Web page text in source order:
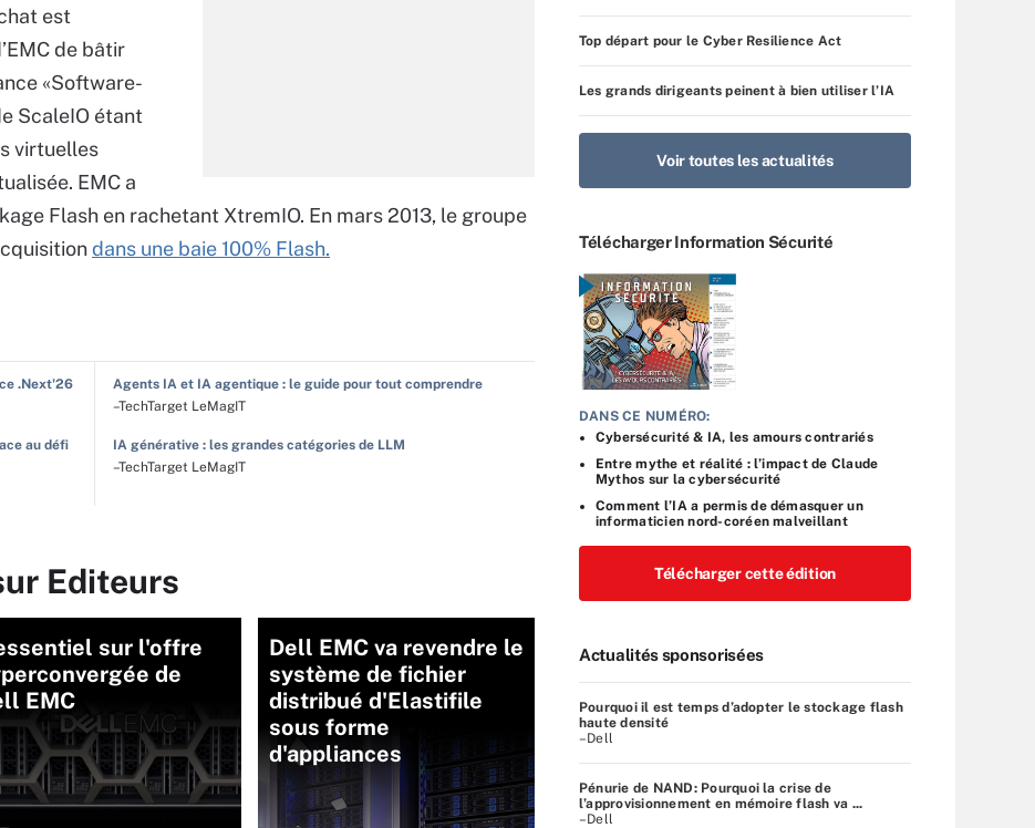
est
de bâtir
«Software-
ScaleIO étant
virtuelles
EMC a
Flash en rachetant XtremIO. En mars 2013, le groupe
dans une baie 100% Flash.
.Next'26
Agents IA et IA agentique : le guide pour tout comprendre
–TechTarget LeMagIT
au défi
IA générative : les grandes catégories de LLM
–TechTarget LeMagIT
Editeurs
sur l'offre
de
EMC
Dell EMC va revendre le
système de fichier
distribué d'Elastifile
sous forme
d'appliances
Top départ pour le Cyber Resilience Act
Les grands dirigeants peinent à bien utiliser l’IA
Voir toutes les actualités
Télécharger Information Sécurité
DANS CE NUMÉRO:
Cybersécurité & IA, les amours contrariés
Entre mythe et réalité : l’impact de Claude
Mythos sur la cybersécurité
Comment l’IA a permis de démasquer un
informaticien nord-coréen malveillant
Télécharger cette édition
Actualités sponsorisées
Pourquoi il est temps d’adopter le stockage flash
haute densité
–Dell
Pénurie de NAND: Pourquoi la crise de
l’approvisionnement en mémoire flash va ...
–Dell